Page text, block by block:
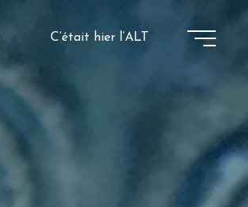
C’était hier l’ALT